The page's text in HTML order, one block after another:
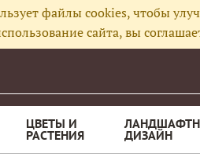
файлы cookies, чтобы
сайта, вы
ЦВЕТЫ И
РАСТЕНИЯ ДИЗАЙН